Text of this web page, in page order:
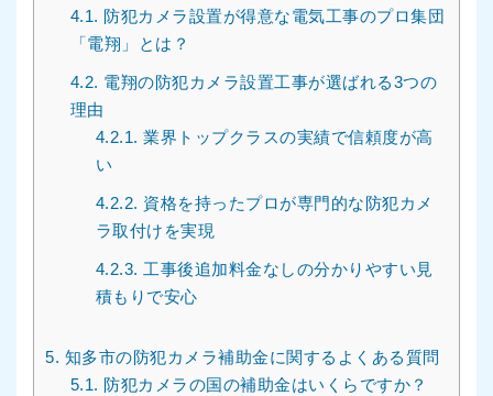
4.1. 防犯カメラ設置が得意な電気工事のプロ集団
「電翔」とは？
4.2. 電翔の防犯カメラ設置工事が選ばれる3つの
理由
4.2.1. 業界トップクラスの実績で信頼度が高
い
4.2.2. 資格を持ったプロが専門的な防犯カメ
ラ取付けを実現
4.2.3. 工事後追加料金なしの分かりやすい見
積もりで安心
5. 知多市の防犯カメラ補助金に関するよくある質問
5.1. 防犯カメラの国の補助金はいくらですか？